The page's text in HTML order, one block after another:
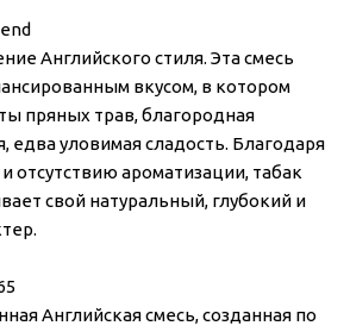
Английского стиля. Эта смесь
вкусом, в котором
пряных трав, благородная
едва уловимая сладость. Благодаря
отсутствию ароматизации, табак
свой натуральный, глубокий и
Английская смесь, созданная по